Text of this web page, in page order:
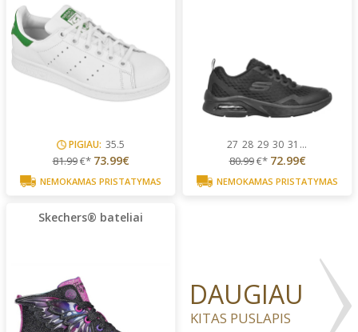
PIGIAU: 35.5
81.99€* 73.99€
NEMOKAMAS PRISTATYMAS
27 28 29 30 31 ...
80.99€* 72.99€
NEMOKAMAS PRISTATYMAS
Skechers® bateliai
DAUGIAU
KITAS PUSLAPIS